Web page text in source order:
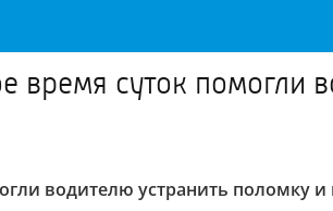
время суток помогли
водителю устранить поломку